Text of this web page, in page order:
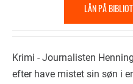
LÅN PÅ
Krimi - Journalisten
efter have mistet sin søn i